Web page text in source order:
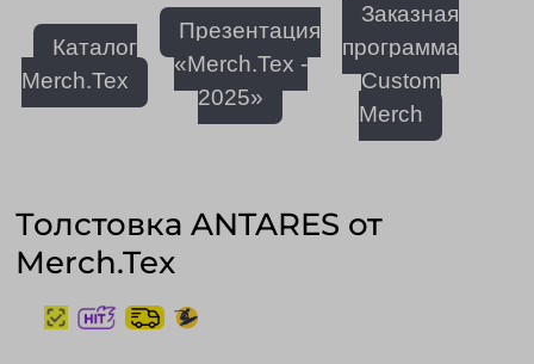
Каталог
Merch.Tex
Презентация
«Merch.Tex -
2025»
Заказная
программа
Custom
Merch
Толстовка ANTARES от
Merch.Tex